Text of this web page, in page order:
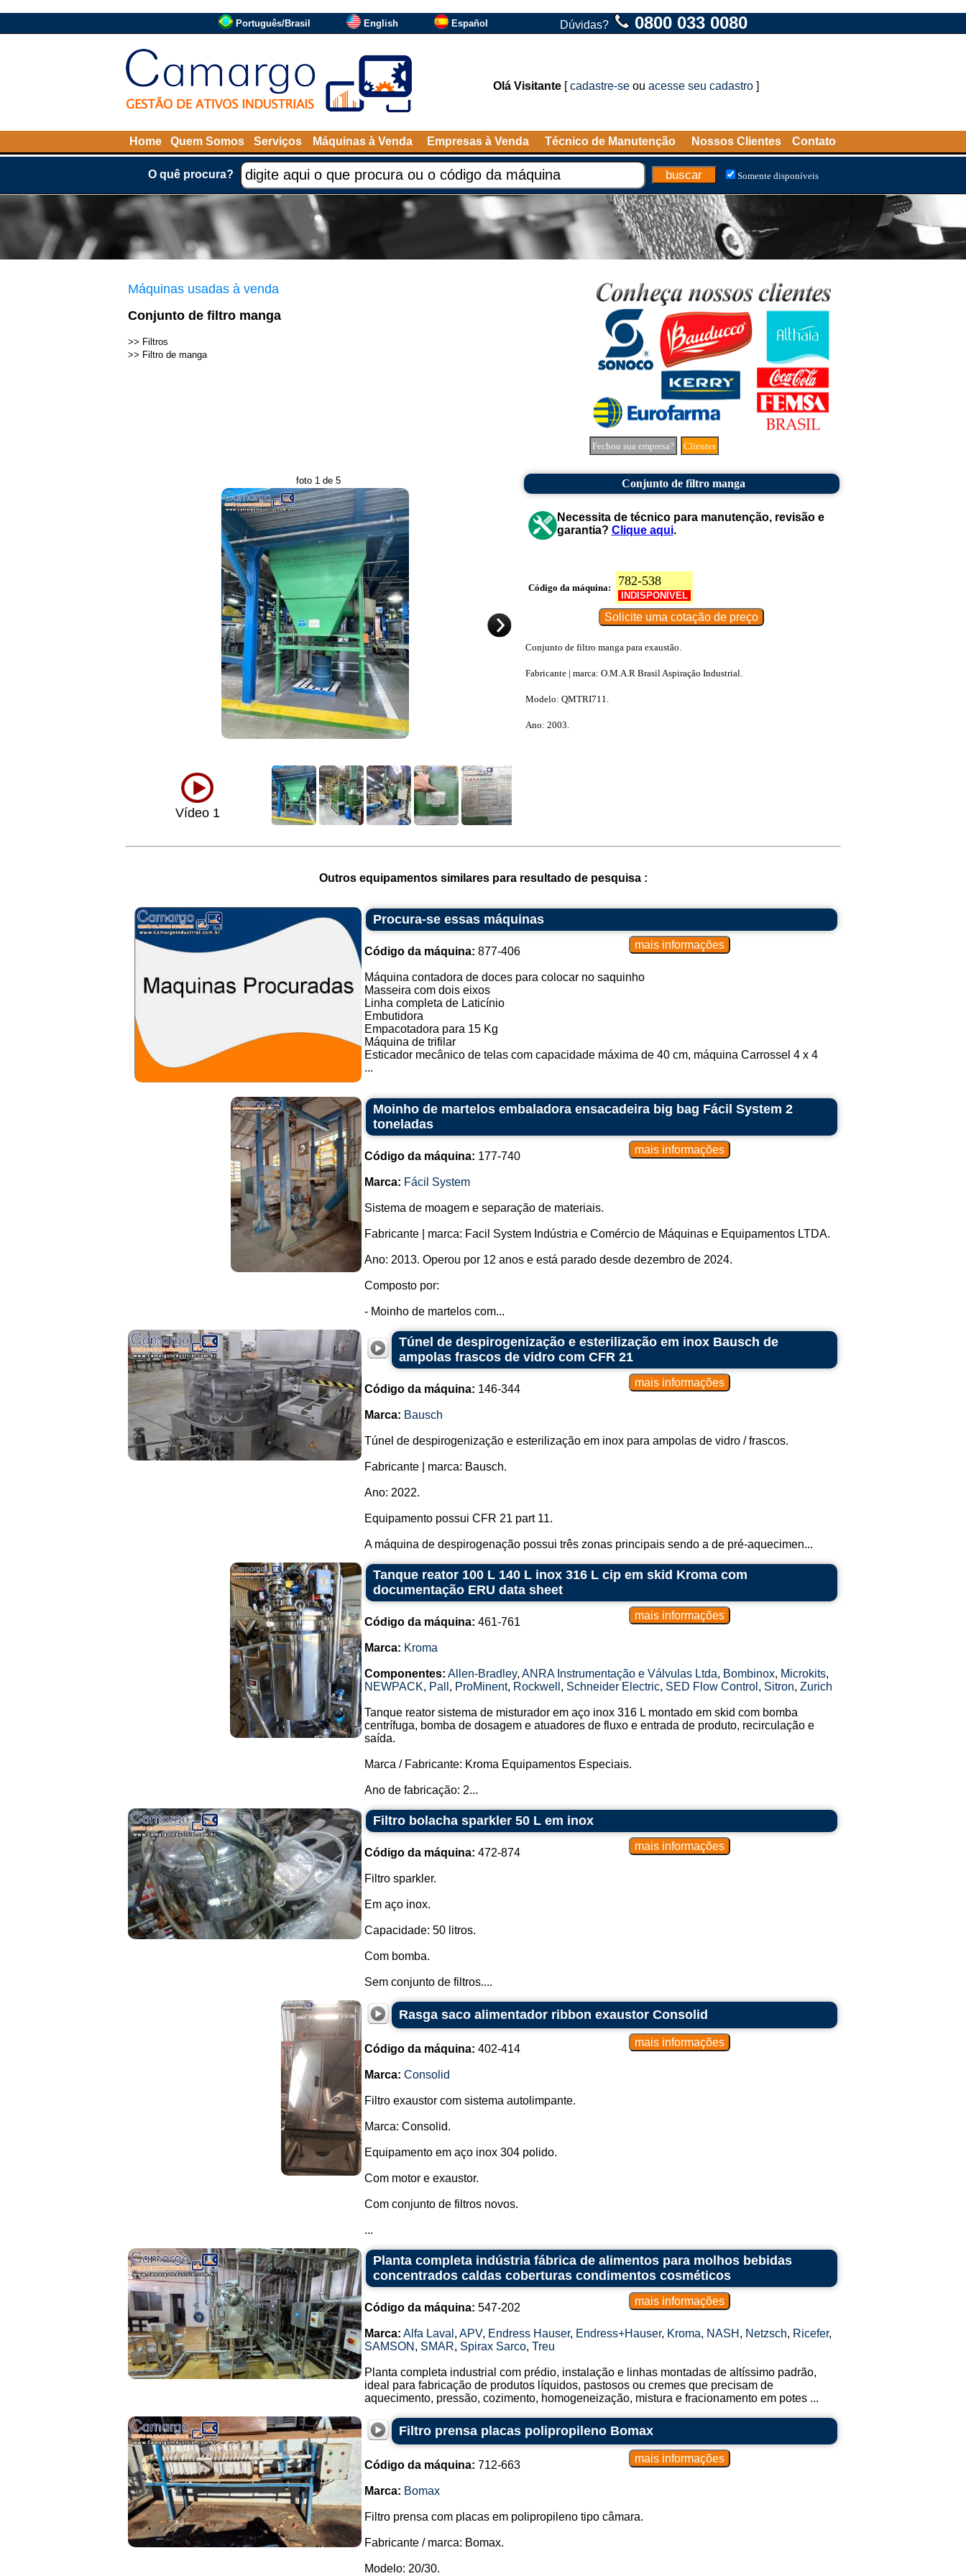
Português/Brasil English Español Dúvidas? 0800 033 0080
Olá Visitante [cadastre-se ou acesse seu cadastro ]
Home Quem Somos Serviços Máquinas à Venda Empresas à Venda Técnico de Manutenção Nossos Clientes Contato
O quê procura? Somente disponíveis
Máquinas usadas à venda
Conjunto de filtro manga
>> Filtros
>> Filtro de manga
Fechou sua empresa? Clientes
foto 1 de 5
Vídeo 1
Conjunto de filtro manga
Necessita de técnico para manutenção, revisão e
garantia? Clique aqui.
Código da máquina: 782-538
INDISPONÍVEL
Conjunto de filtro manga para exaustão.
Fabricante | marca: O.M.A.R Brasil Aspiração Industrial.
Modelo: QMTRI711.
Ano: 2003.
Outros equipamentos similares para resultado de pesquisa :
Procura-se essas máquinas
Código da máquina: 877-406
Máquina contadora de doces para colocar no saquinho
Masseira com dois eixos
Linha completa de Laticínio
Embutidora
Empacotadora para 15 Kg
Máquina de trifilar
Esticador mecânico de telas com capacidade máxima de 40 cm, máquina Carrossel 4 x 4
...
Moinho de martelos embaladora ensacadeira big bag Fácil System 2
toneladas
Código da máquina: 177-740
Marca: Fácil System
Sistema de moagem e separação de materiais.
Fabricante | marca: Facil System Indústria e Comércio de Máquinas e Equipamentos LTDA.
Ano: 2013. Operou por 12 anos e está parado desde dezembro de 2024.
Composto por:
- Moinho de martelos com...
Túnel de despirogenização e esterilização em inox Bausch de
ampolas frascos de vidro com CFR 21
Código da máquina: 146-344
Marca: Bausch
Túnel de despirogenização e esterilização em inox para ampolas de vidro / frascos.
Fabricante | marca: Bausch.
Ano: 2022.
Equipamento possui CFR 21 part 11.
A máquina de despirogenação possui três zonas principais sendo a de pré-aquecimen...
Tanque reator 100 L 140 L inox 316 L cip em skid Kroma com
documentação ERU data sheet
Código da máquina: 461-761
Marca: Kroma
Componentes: Allen-Bradley, ANRA Instrumentação e Válvulas Ltda, Bombinox, Microkits,
NEWPACK, Pall , ProMinent, Rockwell , Schneider Electric, SED Flow Control , Sitron, Zurich
Tanque reator sistema de misturador em aço inox 316 L montado em skid com bomba
centrífuga, bomba de dosagem e atuadores de fluxo e entrada de produto, recirculação e
saída.
Marca / Fabricante: Kroma Equipamentos Especiais.
Ano de fabricação: 2...
Filtro bolacha sparkler 50 L em inox
Código da máquina: 472-874
Filtro sparkler.
Em aço inox.
Capacidade: 50 litros.
Com bomba.
Sem conjunto de filtros....
Rasga saco alimentador ribbon exaustor Consolid
Código da máquina: 402-414
Marca: Consolid
Filtro exaustor com sistema autolimpante.
Marca: Consolid.
Equipamento em aço inox 304 polido.
Com motor e exaustor.
Com conjunto de filtros novos.
...
Planta completa indústria fábrica de alimentos para molhos bebidas
concentrados caldas coberturas condimentos cosméticos
Código da máquina: 547-202
Marca: Alfa Laval , APV, Endress Hauser, Endress+Hauser, Kroma, NASH , Netzsch, Ricefer,
SAMSON , SMAR, Spirax Sarco, Treu
Planta completa industrial com prédio, instalação e linhas montadas de altíssimo padrão,
ideal para fabricação de produtos líquidos, pastosos ou cremes que precisam de
aquecimento, pressão, cozimento, homogeneização, mistura e fracionamento em potes ...
Filtro prensa placas polipropileno Bomax
Código da máquina: 712-663
Marca: Bomax
Filtro prensa com placas em polipropileno tipo câmara.
Fabricante / marca: Bomax.
Modelo: 20/30.